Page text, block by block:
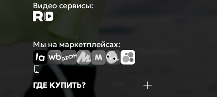
Видео сервисы:
Мы на маркетплейсах:
ГДЕ КУПИТЬ?